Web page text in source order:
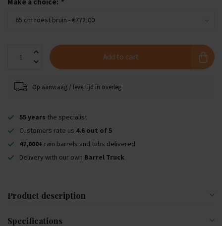
Add to cart
Op aanvraag / levertijd in overleg
55 years the specialist
Customers rate us 4.6 out of 5
47,000+ rain barrels and tubs delivered
Delivery with our own Barrel Truck
Product description
Specifications